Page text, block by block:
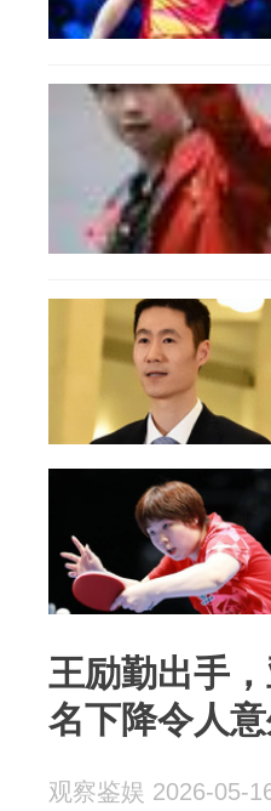
王励勤出手
名下降令人
观察鉴娱 2026-05-